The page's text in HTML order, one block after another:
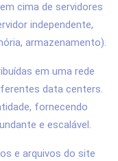
cima de servidores
independente,
armazenamento).
em uma rede
data centers.
fornecendo
e escalável.
e arquivos do site